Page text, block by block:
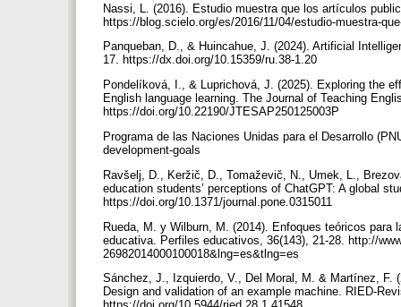
Nassi, L. (2016). Estudio muestra que los artículos
https://blog.scielo.org/es/2016/11/04/estudio-muestra-
Panqueban, D., & Huincahue, J. (2024). Artificial
17. https://dx.doi.org/10.15359/ru.38-1.20
Pondelíková, I., & Luprichová, J. (2025). Exploring the
English language learning. The Journal of Teaching
https://doi.org/10.22190/JTESAP250125003P
Programa de las Naciones Unidas para el Desarrollo
development-goals
Ravšelj, D., Keržič, D., Tomaževič, N., Umek, L.,
education students’ perceptions of ChatGPT: A global
https://doi.org/10.1371/journal.pone.0315011
Rueda, M. y Wilburn, M. (2014). Enfoques teóricos para
educativa. Perfiles educativos, 36(143), 21-28. http://
26982014000100018&lng=es&tlng=es
Sánchez, J., Izquierdo, V., Del Moral, M. & Martínez, F.
Design and validation of an example machine. RIED-